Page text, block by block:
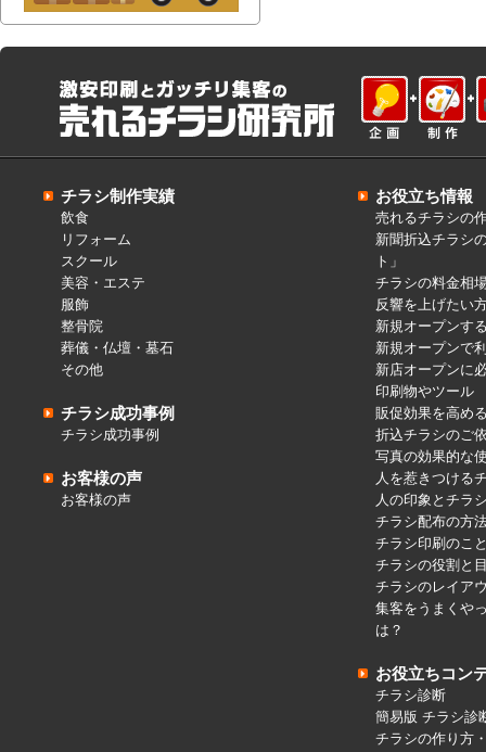
チラシ制作実績
飲食
リフォーム
スクール
美容・エステ
服飾
整骨院
葬儀・仏壇・墓石
その他
チラシ成功事例
チラシ成功事例
お客様の声
お客様の声
お役立ち情報
売れるチラシの
新聞折込チラシ
ト」
チラシの料金相
反響を上げたい
新規オープンす
新規オープンで
新店オープンに
印刷物やツール
販促効果を高め
折込チラシのご
写真の効果的な
人を惹きつける
人の印象とチラ
チラシ配布の方
チラシ印刷のこ
チラシの役割と
チラシのレイア
集客をうまくや
は？
お役立ちコン
チラシ診断
簡易版 チラシ診
チラシの作り方